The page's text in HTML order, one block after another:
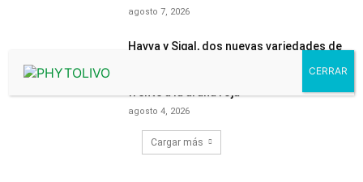
agosto 7, 2026
Havva y Sigal, dos nuevas variedades de
independientes su mayor resistencia
agosto 4, 2026
Cargar más